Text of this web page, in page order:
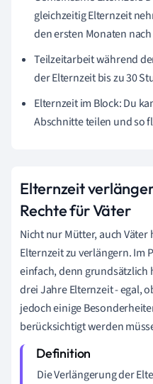
gleichzeitig Elternzeit
den ersten Monaten
Teilzeitarbeit während
der Elternzeit bis zu 30
Elternzeit im Block: Du
Abschnitte teilen und so
Elternzeit
Rechte für Väter
Nicht nur Mütter, auch
Elternzeit zu verlängern. Im
einfach, denn grundsätzlich
drei Jahre Elternzeit - egal,
jedoch einige
berücksichtigt werden
Die Verlängerung der